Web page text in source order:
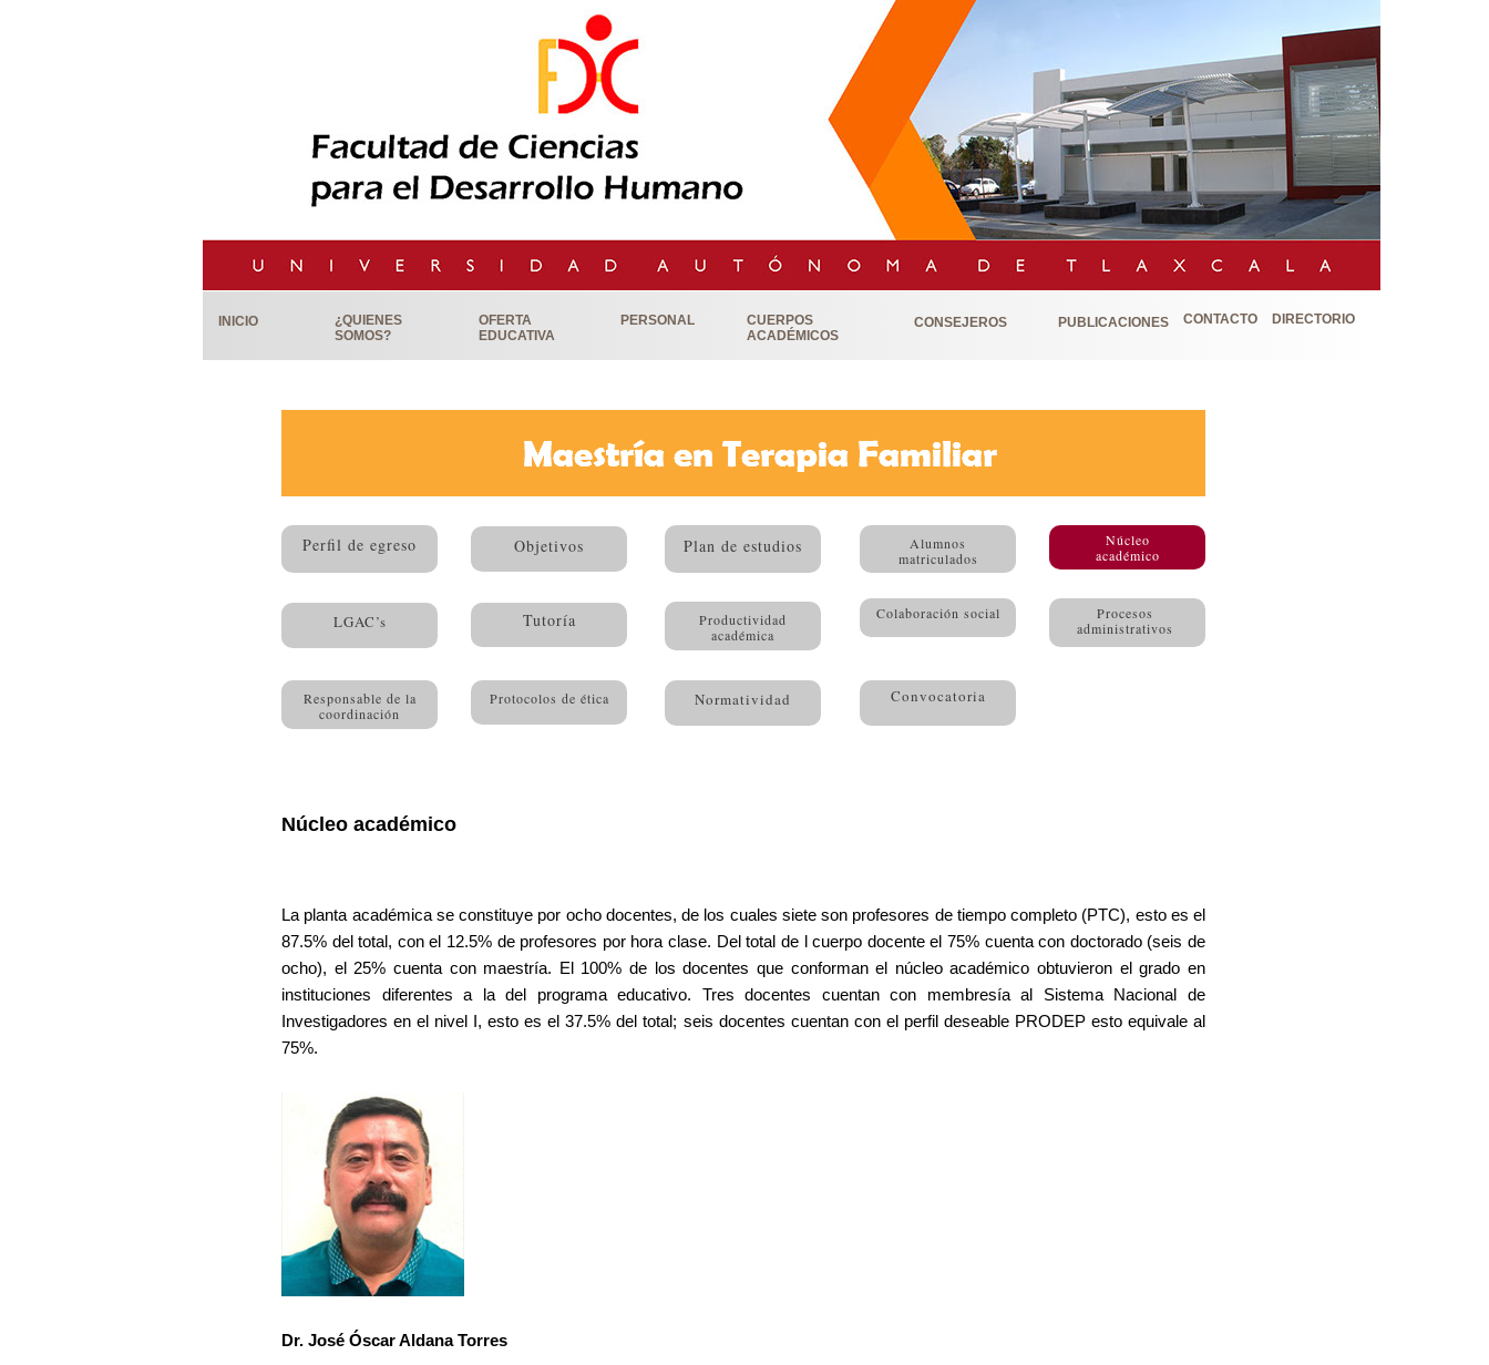
CONTACTO DIRECTORIO
INICIO PUBLICACIONES
¿QUIENES
SOMOS?
OFERTA
EDUCATIVA
CUERPOS
ACADÉMICOS
PERSONAL CONSEJEROS
Perfil de egreso Objetivos Plan de estudios
Alumnos
matriculados
Núcleo
académico
LGAC’s Tutoría
Productividad
académica
Colaboración social
Procesos
administrativos
Responsable de la
coordinación
Protocolos de ética Normatividad Convocatoria
Núcleo académico
La planta académica se constituye por ocho docentes, de los cuales siete son profesores de tiempo completo (PTC), esto es el
87.5% del total, con el 12.5% de profesores por hora clase. Del total de l cuerpo docente el 75% cuenta con doctorado (seis de
ocho), el 25% cuenta con maestría. El 100% de los docentes que conforman el núcleo académico obtuvieron el grado en
instituciones diferentes a la del programa educativo. Tres docentes cuentan con membresía al Sistema Nacional de
Investigadores en el nivel I, esto es el 37.5% del total; seis docentes cuentan con el perfil deseable PRODEP esto equivale al
75%.
Dr. José Óscar Aldana Torres